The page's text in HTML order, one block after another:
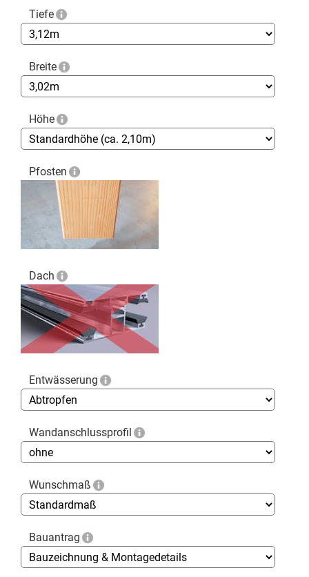
Tiefe
Breite
Höhe
Pfosten
Dach
Entwässerung
Wandanschlussprofil
Wunschmaß
Bauantrag